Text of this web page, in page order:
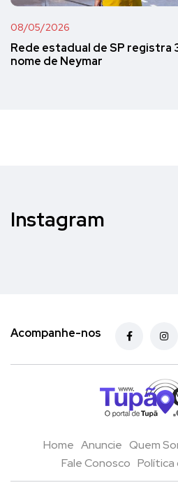
08/05/2026
Rede estadual de SP
nome de Neymar
Instagram
Acompanhe-nos
Home Anuncie Quem
Fale Conosco Política